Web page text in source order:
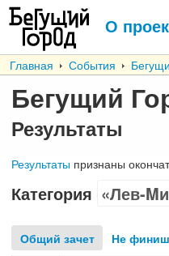
О
Главная События
Бегущий
Результаты
Результаты признаны
Категория
Общий зачет Не